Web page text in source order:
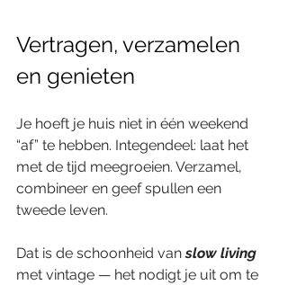
Vertragen, verzamelen
en genieten
Je hoeft je huis niet in één weekend
“af” te hebben. Integendeel: laat het
met de tijd meegroeien. Verzamel,
combineer en geef spullen een
tweede leven.
Dat is de schoonheid van slow living
met vintage — het nodigt je uit om te